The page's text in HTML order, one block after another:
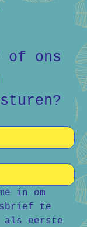
of ons
in om
te
als eerste